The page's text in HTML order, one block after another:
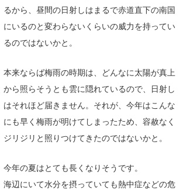
るから、昼間の日射しはまるで赤道直下の南国
にいるのと変わらないくらいの威力を持ってい
るのではないかと。
本来ならば梅雨の時期は、どんなに太陽が真上
から照らそうとも雲に隠れているので、日射し
はそれほど届きません。それが、今年はこんな
にも早く梅雨が明けてしまったため、容赦なく
ジリジリと照りつけてきたのではないかと。
今年の夏はとても長くなりそうです。
海辺にいて水分を摂っていても熱中症などの危
OYZ
S.K
VAGY
waka☆=
YUKI☆
ハンマー